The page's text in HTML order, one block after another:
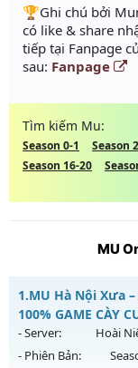
️🏆Ghi chú bởi
có like & share
tiếp tại Fanpage
sau: Fanpage
Tìm kiếm Mu:
Season 0-1 Season 2
Season 16-20
MU
1.MU Hà Nội Xưa
100% GAME CÀY
- Server: Hoài
- Phiên Bản: